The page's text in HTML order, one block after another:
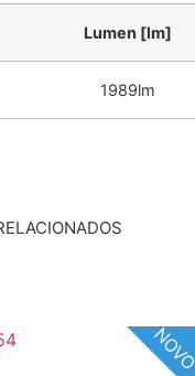
Lumen [lm]
1989lm
NOVO